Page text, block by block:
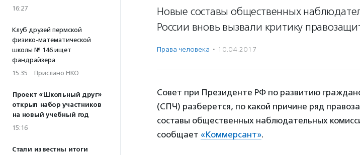
16:27
Клуб друзей пермской
физико-математической
школы № 146 ищет
фандрайзера
15:35 · Прислано НКО
Проект «Школьный друг»
открыл набор участников
на новый учебный год
15:16
Стали известны итоги
Новые составы общественных
России вновь вызвали критику
Права человека · 10.04.2017
Совет при Президенте РФ по развитию
(СПЧ) разберется, по какой причине ряд
составы общественных наблюдательных
сообщает «Коммерсант».